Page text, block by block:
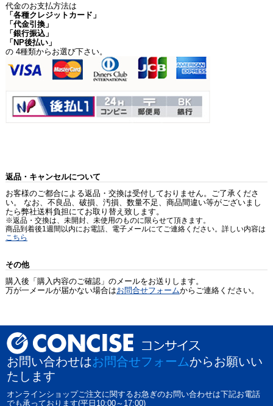
代金のお支払方法は
「各種クレジットカード」
「代金引換」
「銀行振込」
「NP後払い」
の 4種類からお選び下さい。
返品・キャンセルについて
お客様のご都合による返品・交換は受付しておりません。ご了承くださ
い。 なお、不良品、破損、汚損、数量不足、商品間違い等がございまし
たら弊社送料負担にてお取り替え致します。
※返品・交換は、未開封、未使用のものに限らせて頂きます。
商品到着後1週間以内にお電話、電子メールにてご連絡ください。詳しい内容は
こちら
その他
購入後「購入内容のご確認」のメールをお送りします。
万が一メールが届かない場合はお問合せフォームからご連絡ください。
お問い合わせはお問合せフォームからお願いい
たします
オンラインショップご注文に関するお急ぎのお問い合わせは下記お電話
でも承っております(平日10:00～17:00)